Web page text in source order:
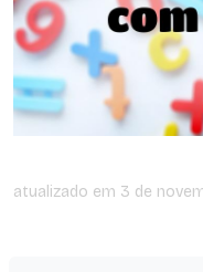
atualizado em 3 de